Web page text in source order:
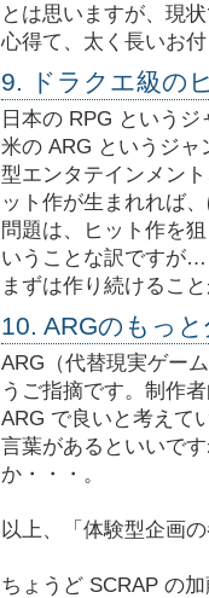
とは思いますが、現
心得て、太く長いお
9. ドラクエ級の
日本の RPG という
米の ARG というジャ
型エンタテインメン
ット作が生まれれば
問題は、ヒット作を
いうことな訳ですが
まずは作り続けること
10. ARGのもっ
ARG（代替現実ゲー
うご指摘です。制作
ARG で良いと考えて
言葉があるといいで
か・・・。
以上、「体験型企画
ちょうど SCRAP の